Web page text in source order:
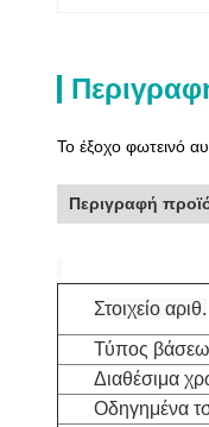
Το έξοχο φωτεινό
Περιγραφή
Στοιχείο αριθ.
Τύπος
Διαθέσιμα
Οδηγημένα